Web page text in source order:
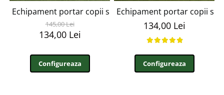
Echipament portar copii si adulti personalizabil EFP3
145,00 Lei
134,00 Lei
Configureaza
Echipament portar copii si
134,00 Lei
Configureaza